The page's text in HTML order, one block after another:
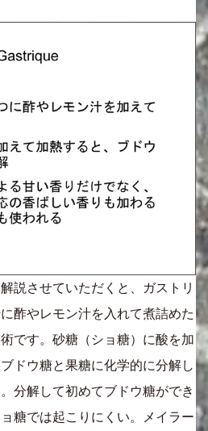
説させていただくと、ガストリ
酢やレモン汁を入れて煮詰めた
です。砂糖（ショ糖）に酸を加
ドウ糖と果糖に化学的に分解し
分解して初めてブドウ糖ができ
糖では起こりにくい。メイラー